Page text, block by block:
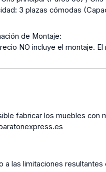
3 plazas cómodas
de Montaje:
NO incluye el montaje.
fabricar los muebles con
a las limitaciones